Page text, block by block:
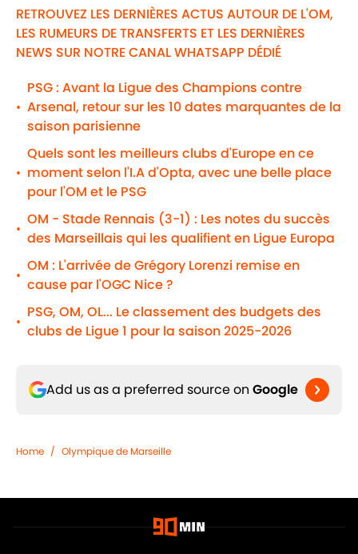
RETROUVEZ LES DERNIÈRES ACTUS AUTOUR DE L'OM,
LES RUMEURS DE TRANSFERTS ET LES DERNIÈRES
NEWS SUR NOTRE CANAL WHATSAPP DÉDIÉ
•
PSG : Avant la Ligue des Champions contre
Arsenal, retour sur les 10 dates marquantes de la
saison parisienne
•
Quels sont les meilleurs clubs d'Europe en ce
moment selon l'I.A d'Opta, avec une belle place
pour l'OM et le PSG
•
OM - Stade Rennais (3-1) : Les notes du succès
des Marseillais qui les qualifient en Ligue Europa
•
OM : L'arrivée de Grégory Lorenzi remise en
cause par l'OGC Nice ?
•
PSG, OM, OL... Le classement des budgets des
clubs de Ligue 1 pour la saison 2025-2026
Add us as a preferred source on Google
Home / Olympique de Marseille